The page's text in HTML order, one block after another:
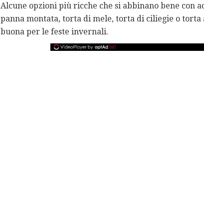
Alcune opzioni più ricche che si abbinano bene con
panna montata, torta di mele, torta di ciliegie o
buona per le feste invernali.